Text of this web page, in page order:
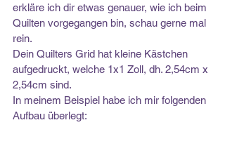
erkläre ich dir etwas genauer, wie ich beim
Quilten vorgegangen bin, schau gerne mal
rein.
Dein Quilters Grid hat kleine Kästchen
aufgedruckt, welche 1x1 Zoll, dh. 2,54cm x
2,54cm sind.
In meinem Beispiel habe ich mir folgenden
Aufbau überlegt: